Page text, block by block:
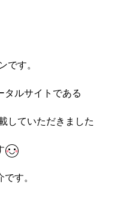
です。
タルサイトである
していただきました
す。